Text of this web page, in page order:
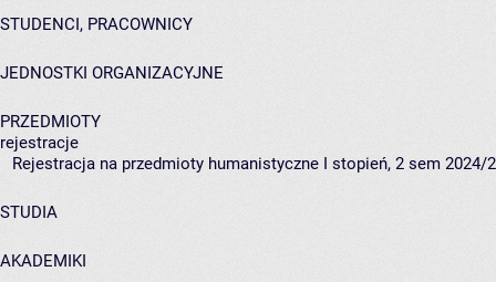
STUDENCI, PRACOWNICY
JEDNOSTKI ORGANIZACYJNE
PRZEDMIOTY
rejestracje
Rejestracja na przedmioty humanistyczne I stopień, 2 sem 2024/
STUDIA
AKADEMIKI